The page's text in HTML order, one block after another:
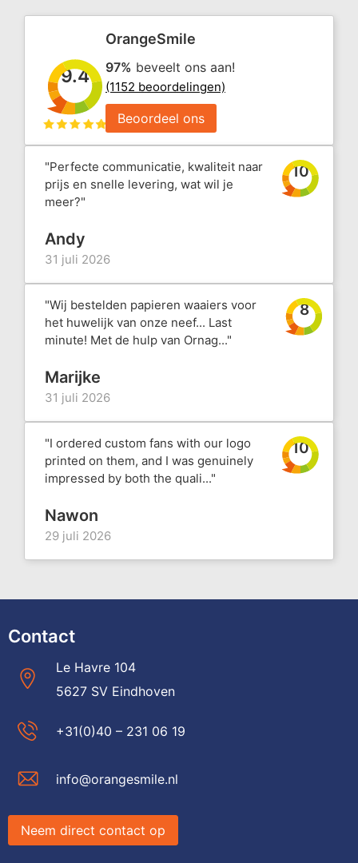
9.4
OrangeSmile
97% beveelt ons aan!
(1152 beoordelingen)
Beoordeel ons
"Perfecte communicatie, kwaliteit naar
prijs en snelle levering, wat wil je
meer?"
10
Andy
31 juli 2026
"Wij bestelden papieren waaiers voor
het huwelijk van onze neef... Last
minute! Met de hulp van Ornag..."
8
Marijke
31 juli 2026
"I ordered custom fans with our logo
printed on them, and I was genuinely
impressed by both the quali..."
10
Nawon
29 juli 2026
Contact
Le Havre 104
5627 SV Eindhoven
+31(0)40 – 231 06 19
info@orangesmile.nl
Neem direct contact op